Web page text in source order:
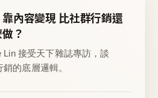
內容變現 比社群行銷還
？
Lin 接受天下雜誌專訪，談
的底層邏輯。